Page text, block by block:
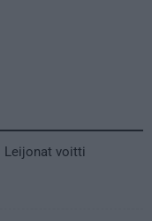
Leijonat voitti